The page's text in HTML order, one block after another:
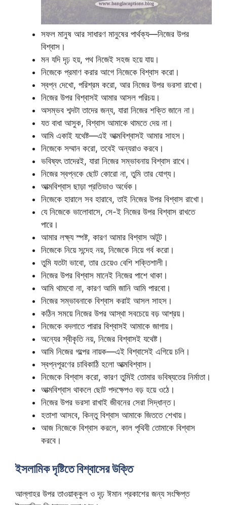
সফল মানুষ আর সাধারণ মানুষের পার্থক্য—নিজের উপর
বিশ্বাস।
মন যদি দৃঢ় হয়, পথ নিজেই সহজ হয়ে যায়।
নিজেকে প্রমাণ করার আগে নিজেকে বিশ্বাস করো।
স্বপ্ন দেখো, পরিশ্রম করো, আর নিজের উপর ভরসা রাখো।
নিজের উপর বিশ্বাসই আমার আসল পরিচয়।
অসম্ভব শব্দটা তাদের জন্য, যারা নিজের শক্তি জানে না।
যত বাধা আসুক, বিশ্বাস আমাকে থামতে দেয় না।
আমি একাই যথেষ্ট—এই আত্মবিশ্বাসই আমার সাহস।
নিজেকে সম্মান করো, তবেই অন্যরাও করবে।
ভবিষ্যৎ তাদেরই, যারা নিজের সম্ভাবনায় বিশ্বাস রাখে।
নিজের স্বপ্নকে ছোট কোরো না, তুমি তার যোগ্য।
আত্মবিশ্বাস ছাড়া প্রতিভাও অর্ধেক।
নিজেকে হারালে সব হারাবে, তাই নিজের উপর বিশ্বাস রাখো।
যে নিজেকে ভালোবাসে, সে-ই নিজের উপর বিশ্বাস রাখতে
পারে।
আমার লক্ষ্য স্পষ্ট, কারণ আমার বিশ্বাস অটুট।
নিজেকে নিয়ে সন্দেহ নয়, নিজেকে নিয়ে গর্ব করো।
তুমি যতটা ভাবো, তার চেয়েও বেশি শক্তিশালী।
নিজের উপর বিশ্বাস মানেই নিজের পাশে থাকা।
আমি থামবো না, কারণ আমি জানি আমি পারবো।
নিজের সম্ভাবনাকে বিশ্বাস করাই আসল সাহস।
কঠিন সময়ে নিজের উপর আস্থা সবচেয়ে বড় আশ্রয়।
নিজেকে বদলাতে পারার বিশ্বাসই আমাকে জাগায়।
অন্যের স্বীকৃতি নয়, নিজের বিশ্বাসই যথেষ্ট।
আমি নিজের গল্পের নায়ক—এই বিশ্বাসেই এগিয়ে চলি।
স্বপ্নপূরণের চাবিকাঠি হলো আত্মবিশ্বাস।
নিজেকে বিশ্বাস করো, কারণ তুমিই তোমার ভবিষ্যতের নির্মাতা।
আত্মবিশ্বাস থাকলে ছোট পদক্ষেপও বড় হয়ে ওঠে।
নিজের উপর ভরসা রাখাই জীবনের সেরা সিদ্ধান্ত।
হতাশা আসবে, কিন্তু বিশ্বাস আমাকে জিততে শেখায়।
আজ নিজেকে বিশ্বাস করলে, কাল পৃথিবী তোমাকে বিশ্বাস
করবে।
ইসলামিক দৃষ্টিতে বিশ্বাসের উক্তি
আল্লাহর উপর তাওয়াক্কুল ও দৃঢ় ঈমান প্রকাশের জন্য সংক্ষিপ্ত